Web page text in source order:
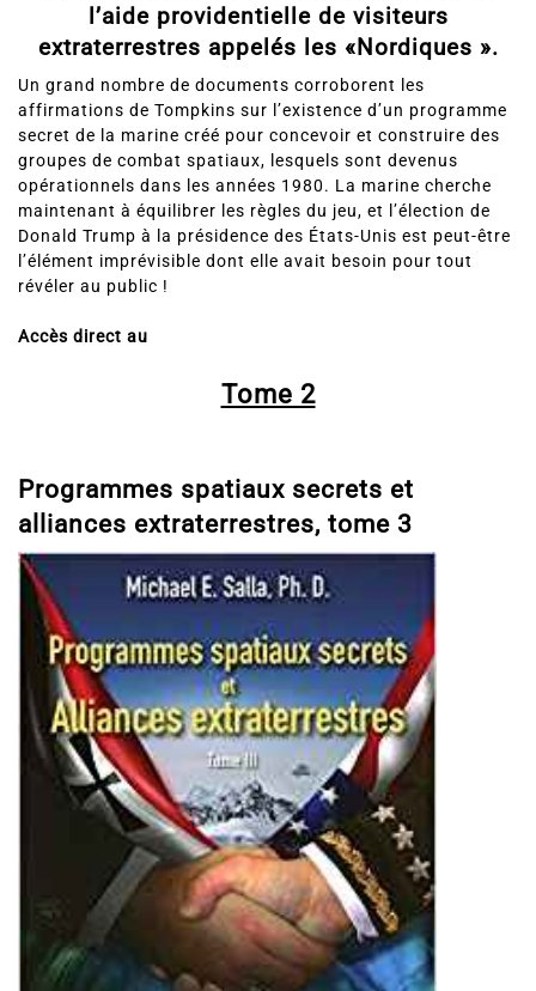
l’aide providentielle de visiteurs
extraterrestres appelés les «Nordiques ».
Un grand nombre de documents corroborent les
affirmations de Tompkins sur l’existence d’un programme
secret de la marine créé pour concevoir et construire des
groupes de combat spatiaux, lesquels sont devenus
opérationnels dans les années 1980. La marine cherche
maintenant à équilibrer les règles du jeu, et l’élection de
Donald Trump à la présidence des États-Unis est peut-être
l’élément imprévisible dont elle avait besoin pour tout
révéler au public !
Accès direct au
Tome 2
Programmes spatiaux secrets et
alliances extraterrestres, tome 3